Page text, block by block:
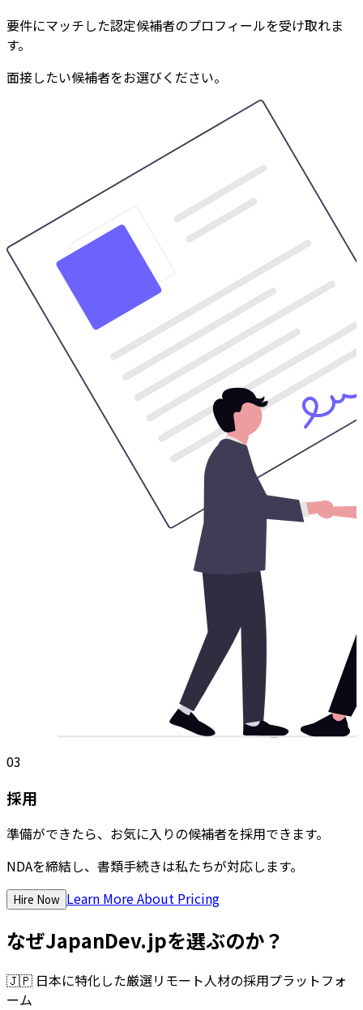
要件にマッチした認定候補者のプロフィールを受け取れま
す。
面接したい候補者をお選びください。
03
採用
準備ができたら、お気に入りの候補者を採用できます。
NDAを締結し、書類手続きは私たちが対応します。
Hire Now Learn More About Pricing
なぜJapanDev.jpを選ぶのか？
🇯🇵 日本に特化した厳選リモート人材の採用プラットフォ
ーム